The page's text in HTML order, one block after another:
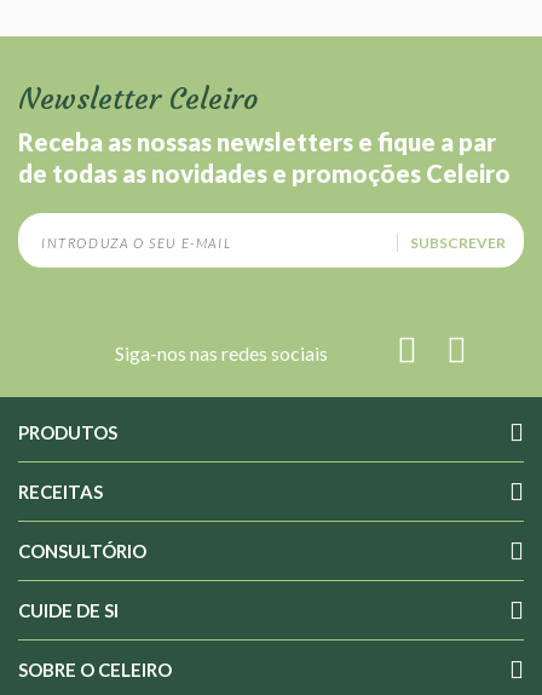
Newsletter Celeiro
Receba as nossas newsletters e fique a par
de todas as novidades e promoções Celeiro
SUBSCREVER
Siga-nos nas redes sociais
PRODUTOS
RECEITAS
CONSULTÓRIO
CUIDE DE SI
SOBRE O CELEIRO